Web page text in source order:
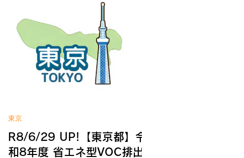
整備費等 ＜補助金額・補助率＞ 上限
額：200万円（2/3） ＜応募期間＞ 令和8
年4月1日(水)～令和8年11月30日(月)必
着 ※予算に達し次第、受付終了 WIN!へ
の補助金相談はこちら 補助金の詳しい
内容は公式サイトへ
R8/6/29 UP!【東京都】令
和8年度 省エネ型VOC排出
東京